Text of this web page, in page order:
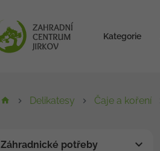
Kategorie
Delikatesy Čaje a koření
Záhradnické potřeby